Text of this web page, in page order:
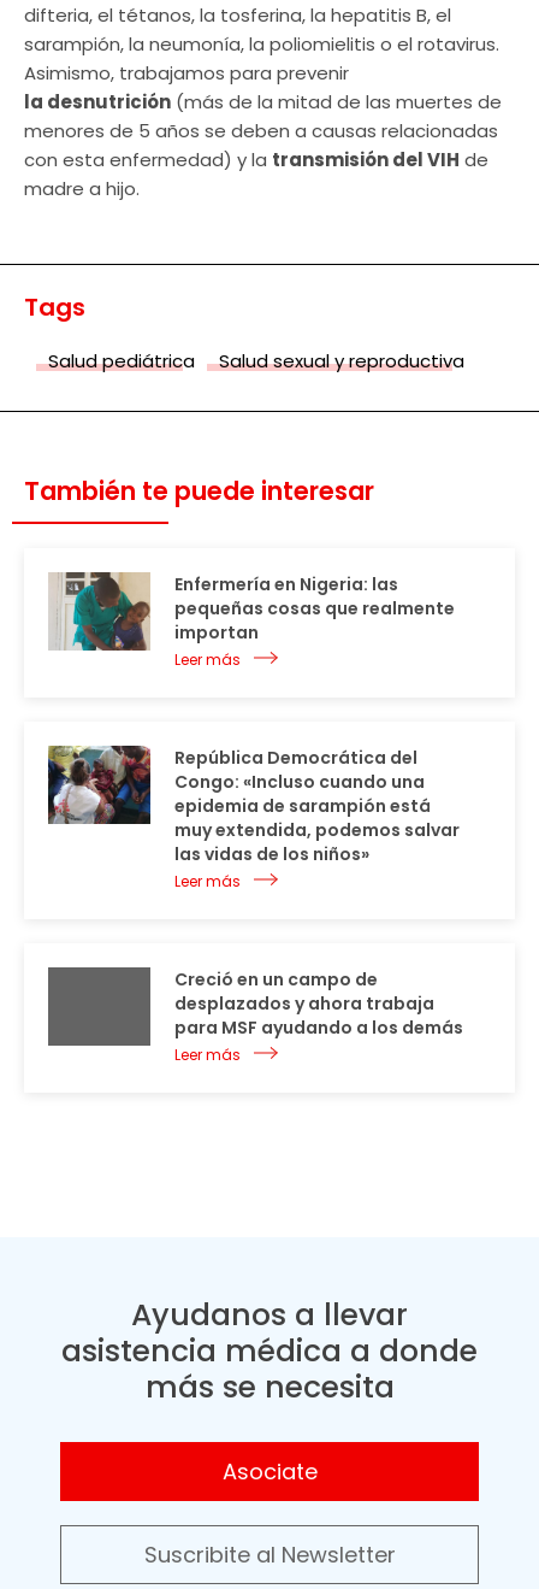
difteria, el tétanos, la tosferina, la hepatitis B, el
sarampión, la neumonía, la poliomielitis o el rotavirus.
Asimismo, trabajamos para prevenir
la desnutrición (más de la mitad de las muertes de
menores de 5 años se deben a causas relacionadas
con esta enfermedad) y la transmisión del VIH de
madre a hijo.
Tags
Salud pediátrica Salud sexual y reproductiva
También te puede interesar
Enfermería en Nigeria: las
pequeñas cosas que realmente
importan
Leer más
República Democrática del
Congo: «Incluso cuando una
epidemia de sarampión está
muy extendida, podemos salvar
las vidas de los niños»
Leer más
Creció en un campo de
desplazados y ahora trabaja
para MSF ayudando a los demás
Leer más
Ayudanos a llevar
asistencia médica a donde
más se necesita
Asociate
Suscribite al Newsletter